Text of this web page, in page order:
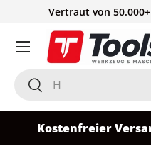
Vertraut von
Suchen
Suchen
Kostenfreier